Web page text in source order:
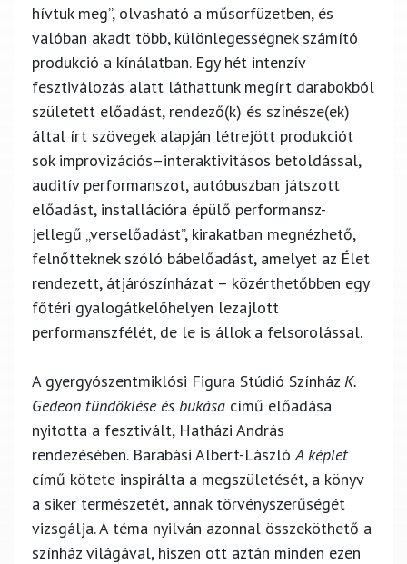
hívtuk meg”, olvasható a műsorfüzetben, és
valóban akadt több, különlegességnek számító
produkció a kínálatban. Egy hét intenzív
fesztiválozás alatt láthattunk megírt darabokból
született előadást, rendező(k) és színésze(ek)
által írt szövegek alapján létrejött produkciót
sok improvizációs–interaktivitásos betoldással,
auditív performanszot, autóbuszban játszott
előadást, installációra épülő performansz-
jellegű „verselőadást”, kirakatban megnézhető,
felnőtteknek szóló bábelőadást, amelyet az Élet
rendezett, átjárószínházat – közérthetőbben egy
főtéri gyalogátkelőhelyen lezajlott
performanszfélét, de le is állok a felsorolással.
A gyergyószentmiklósi Figura Stúdió Színház K.
Gedeon tündöklése és bukása című előadása
nyitotta a fesztivált, Hatházi András
rendezésében. Barabási Albert-László A képlet
című kötete inspirálta a megszületését, a könyv
a siker természetét, annak törvényszerűségét
vizsgálja. A téma nyilván azonnal összeköthető a
színház világával, hiszen ott aztán minden ezen